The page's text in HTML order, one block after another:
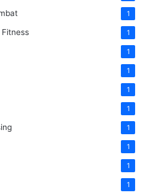
1
1
1
1
1
1
1
1
1
1